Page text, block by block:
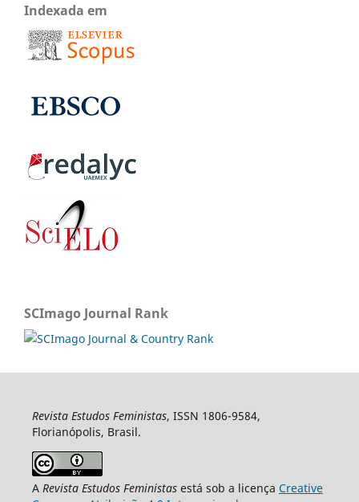
Indexada em
SCImago Journal Rank
Revista Estudos Feministas, ISSN 1806-9584,
Florianópolis, Brasil.
A Revista Estudos Feministasestá sob a licença Creative